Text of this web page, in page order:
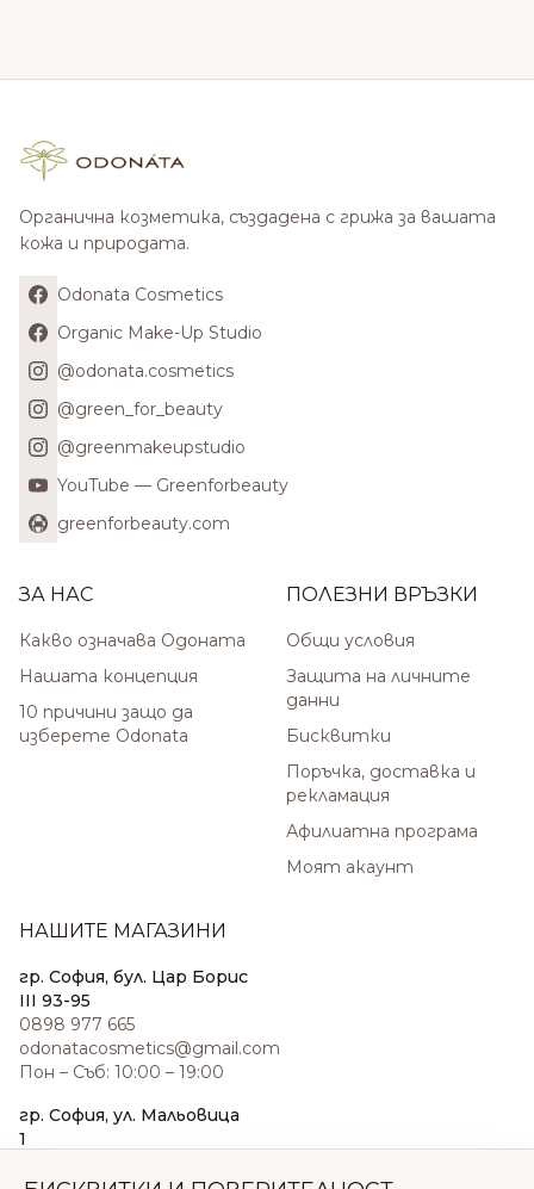
Органична козметика, създадена с грижа за вашата
кожа и природата.
Odonata Cosmetics
Organic Make-Up Studio
@odonata.cosmetics
@green_for_beauty
@greenmakeupstudio
YouTube — Greenforbeauty
greenforbeauty.com
ЗА НАС
Какво означава Одоната
Нашата концепция
10 причини защо да
изберете Odonata
ПОЛЕЗНИ ВРЪЗКИ
Общи условия
Защита на личните
данни
Бисквитки
Поръчка, доставка и
рекламация
Афилиатна програма
Моят акаунт
НАШИТЕ МАГАЗИНИ
гр. София, бул. Цар Борис
III 93-95
0898 977 665
odonatacosmetics@gmail.com
Пон – Съб: 10:00 – 19:00
гр. София, ул. Мальовица
1